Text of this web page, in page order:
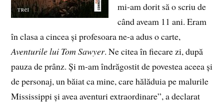
mi-am dorit să o scriu de
când aveam 11 ani. Eram
în clasa a cincea și profesoara ne-a adus o carte,
Aventurile lui Tom Sawyer. Ne citea în fiecare zi, după
pauza de prânz. Și m-am îndrăgostit de povestea aceea și
de personaj, un băiat ca mine, care hălăduia pe malurile
Mississippi și avea aventuri extraordinare”, a declarat